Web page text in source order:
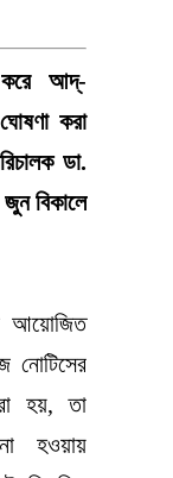
করে আদ্-
করা
ডা.
বিকালে
আয়োজিত
নোটিসের
হয়, তা
হওয়ায়